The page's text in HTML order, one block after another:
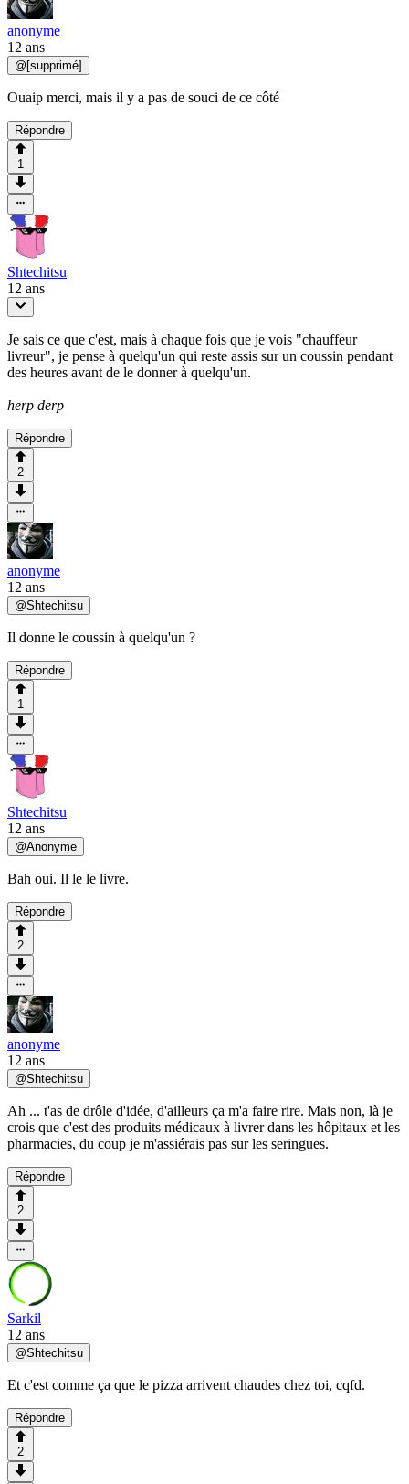
anonyme
12 ans
@[supprimé]
Ouaip merci, mais il y a pas de souci de ce côté
Répondre
1
Shtechitsu
12 ans
Je sais ce que c'est, mais à chaque fois que je vois "chauffeur
livreur", je pense à quelqu'un qui reste assis sur un coussin pendant
des heures avant de le donner à quelqu'un.
herp derp
Répondre
2
anonyme
12 ans
@Shtechitsu
Il donne le coussin à quelqu'un ?
Répondre
1
Shtechitsu
12 ans
@Anonyme
Bah oui. Il le le livre.
Répondre
2
anonyme
12 ans
@Shtechitsu
Ah ... t'as de drôle d'idée, d'ailleurs ça m'a faire rire. Mais non, là je
crois que c'est des produits médicaux à livrer dans les hôpitaux et les
pharmacies, du coup je m'assiérais pas sur les seringues.
Répondre
2
Sarkil
12 ans
@Shtechitsu
Et c'est comme ça que le pizza arrivent chaudes chez toi, cqfd.
Répondre
2